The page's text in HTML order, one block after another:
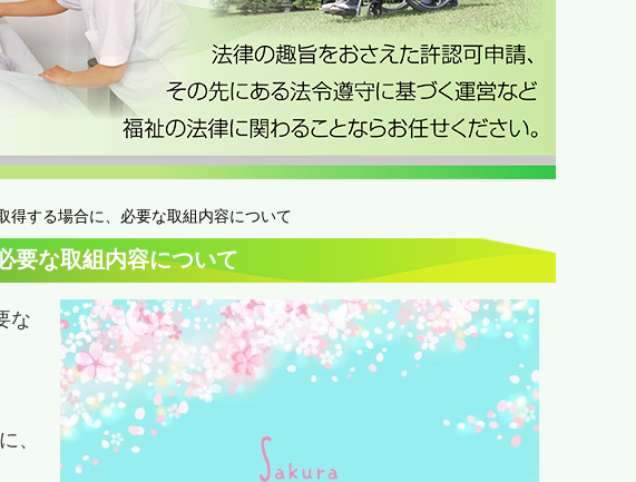
得する場合に、必要な取組内容について
要な取組内容について
な
、